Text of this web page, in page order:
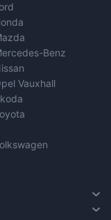
Benz
Vauxhall